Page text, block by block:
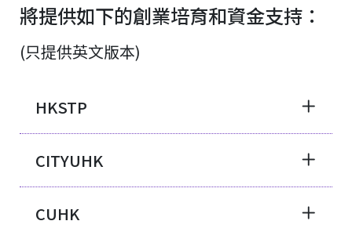
將提供如下的創業培育和資金支持：
(只提供英文版本)
HKSTP
CITYUHK
CUHK